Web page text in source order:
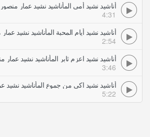
أناشيد نشيد أمي المأناشيد نشيد عمار منصور
4:31
أناشيد نشيد أيام المحبة المأناشيد نشيد
2:54
أناشيد نشيد اعزم ثابر المأناشيد نشيد عمار
3:46
أناشيد نشيد اكى من جموع المأناشيد نشيد
5:22